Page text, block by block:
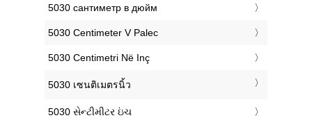
‎5030 сантиметр в дюйм
‎5030 Centimeter V Palec
‎5030 Centimetri Në Inç
‎5030 เซนติเมตรนิ้ว
‎5030 સેન્ટીમીટર ઇંચ